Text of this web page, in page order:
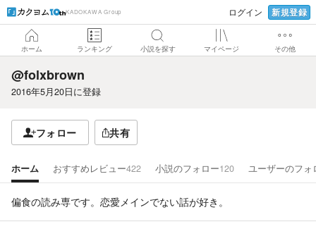
KADOKAWA Group ログイン 新規登録
ホーム ランキング 小説を探す マイページ その他
@folxbrown
2016年5月20日に登録
フォロー 共有
ホーム おすすめレビュー422 小説のフォロー120 ユーザーのフォ
偏食の読み専です。恋愛メインでない話が好き。